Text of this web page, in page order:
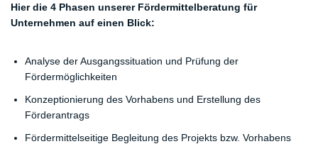
Hier die 4 Phasen unserer Fördermittelberatung für
Unternehmen auf einen Blick:
Analyse der Ausgangssituation und Prüfung der
Fördermöglichkeiten
Konzeptionierung des Vorhabens und Erstellung des
Förderantrags
Fördermittelseitige Begleitung des Projekts bzw. Vorhabens